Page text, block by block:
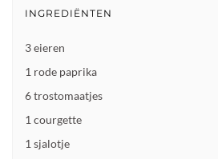
INGREDIËNTEN
3 eieren
1 rode paprika
6 trostomaatjes
1 courgette
1 sjalotje